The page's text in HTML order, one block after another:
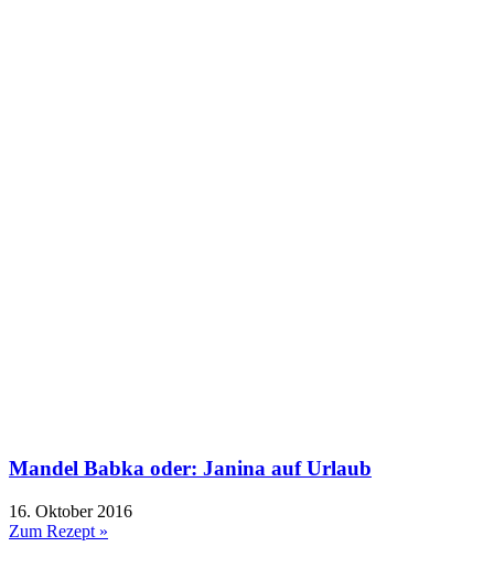
Mandel Babka oder: Janina auf Urlaub
16. Oktober 2016
Zum Rezept »